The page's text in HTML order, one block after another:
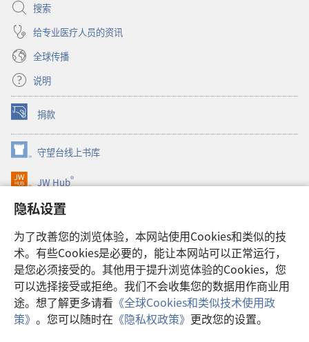
隐私设置
为了改善您的浏览体验，本网站使用Cookies和类似的技
术。有些Cookies是必要的，能让本网站可以正常运行，
是您必须接受的。其他用于提升浏览体验的Cookies，您
可以选择接受或拒绝。我们不会收集您的数据用作商业用
途。想了解更多请看 《全球Cookies和类似技术使用政
策》 。您可以随时在 《隐私权政策》 更改您的设置。
搜索
给专业医疗人员的资讯
全球传播
说明
捐款
（打
开
新
窗
口）
守望台线上书库
（打
开
新
口）
JW Hub®
（打
开
新
窗
口）
JW Library®
Watchtower Library
Copyright© 2026 Watch Tower Bible and Tract Society of Pennsylvania.
使用条款|隐私权政策| 隐私设置